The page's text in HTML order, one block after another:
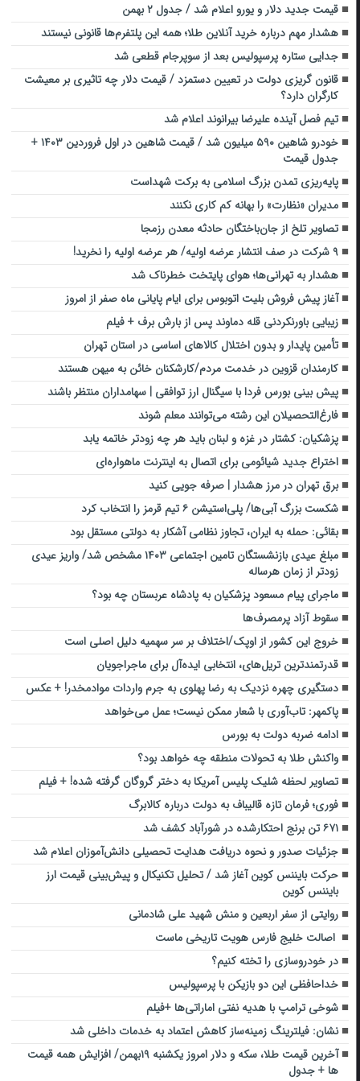
قیمت جدید دلار و یورو اعلام شد / جدول ۲ بهمن
هشدار مهم درباره خرید آنلاین طلا؛ همه این پلتفرم‌ها قانونی نیستند
جدایی ستاره پرسپولیس بعد از سوپرجام قطعی شد
قانون‌ گریزی دولت در تعیین دستمزد / قیمت دلار چه تاثیری بر معیشت
کارگران دارد؟
تیم فصل آینده علیرضا بیرانوند اعلام شد
خودرو شاهین ۵۹۰ میلیون شد / قیمت شاهین در اول فروردین ۱۴۰۳ +
جدول قیمت
پایه‌ریزی تمدن بزرگ اسلامی به برکت شهداست
مدیران «نظارت» را بهانه کم کاری نکنند
تصاویر تلخ از جان‌باختگان حادثه معدن رزمجا
۹ شرکت در صف انتشار عرضه اولیه/ هر عرضه اولیه را نخرید!
هشدار به تهرانی‌ها؛ هوای پایتخت خطرناک شد
آغاز پیش فروش بلیت اتوبوس برای ایام پایانی ماه صفر از امروز
زیبایی باورنکردنی قله دماوند پس از بارش برف + فیلم
تأمین پایدار و بدون اختلال کالاهای اساسی در استان تهران
کارمندان قزوین در خدمت مردم/کارشکنان خائن به میهن هستند
پیش بینی بورس فردا با سیگنال ارز توافقی | سهامداران منتظر باشند
فارغ‌التحصیلان این رشته می‌توانند معلم شوند
پزشکیان: کشتار در غزه و لبنان باید هر چه زودتر خاتمه یابد
اختراع جدید شیائومی برای اتصال به اینترنت ماهواره‌ای
برق تهران در مرز هشدار | صرفه جویی کنید
شکست بزرگ آبی‌ها/ پلی‌استیشن ۶ تیم قرمز را انتخاب کرد
بقائی: حمله به ایران، تجاوز نظامی آشکار به دولتی مستقل بود
مبلغ عیدی بازنشستگان تامین اجتماعی ۱۴۰۳ مشخص شد/ واریز عیدی
زودتر از زمان هرساله
ماجرای پیام مسعود پزشکیان به پادشاه عربستان چه بود؟
سقوط آزاد پرمصرف‌ها
خروج این کشور از اوپک/اختلاف بر سر سهمیه دلیل اصلی است
قدرتمندترین تریل‌های، انتخابی ایده‌آل برای ماجراجویان
دستگیری چهره نزدیک به رضا پهلوی به جرم واردات موادمخدر! + عکس
پاکمهر: تاب‌آوری با شعار ممکن نیست؛ عمل می‌خواهد
ادامه ضربه دولت به بورس
واکنش طلا به تحولات منطقه چه خواهد بود؟
تصاویر لحظه شلیک پلیس آمریکا به دختر گروگان گرفته شده! + فیلم
فوری؛ فرمان تازه قالیباف به دولت درباره کالابرگ
۶۷۱ تن برنج احتکارشده در شورآباد کشف شد
جزئیات صدور و نحوه دریافت هدایت تحصیلی دانش‌آموزان اعلام شد
حرکت بایننس کوین آغاز شد / تحلیل تکنیکال و پیش‌بینی قیمت ارز
بایننس کوین
روایتی از سفر اربعین و منش شهید علی شادمانی
‌ اصالت خلیج فارس‌ هویت تاریخی ماست
در خودروسازی را تخته کنیم؟
خداحافظی این دو بازیکن با پرسپولیس
شوخی ترامپ با هدیه نفتی اماراتی‌ها +فیلم
نشان: فیلترینگ زمینه‌ساز کاهش اعتماد به خدمات داخلی شد
آخرین قیمت طلا، سکه و دلار امروز یکشنبه ۱۹بهمن/ افزایش همه قیمت
ها + جدول